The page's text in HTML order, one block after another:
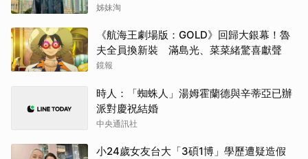
姊妹淘
《航海王劇場版：GOLD》回歸大銀幕！魯
夫全員換新裝 滿島光、菜菜緒驚喜獻聲
鏡報
時人：「蜘蛛人」湯姆霍蘭德與辛蒂亞已辦
派對慶祝結婚
中央通訊社
小24歲女友台大「3碩1博」學歷遭疑造假